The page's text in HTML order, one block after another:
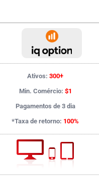
Ativos: 300+
Min. Comércio: $1
Pagamentos de 3 dia
*Taxa de retorno: 100%